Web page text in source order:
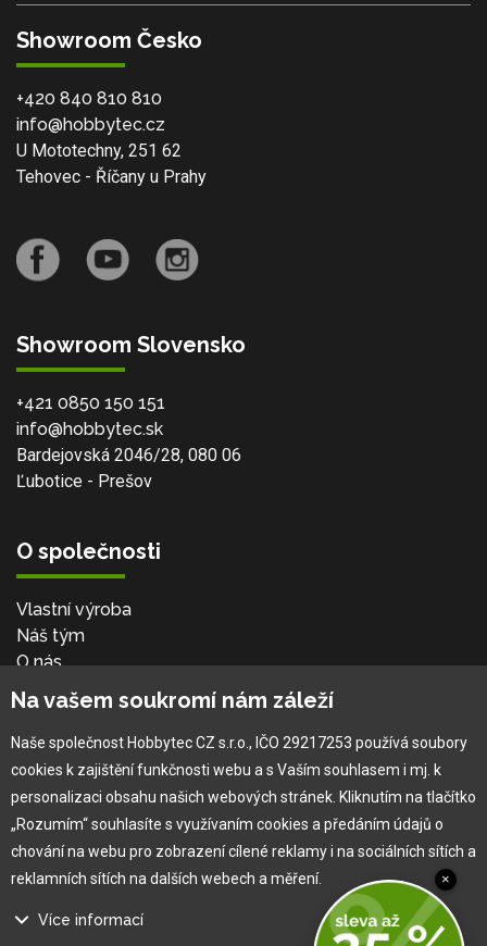
Showroom Česko
+420 840 810 810
info@hobbytec.cz
U Mototechny, 251 62
Tehovec - Říčany u Prahy
Showroom Slovensko
+421 0850 150 151
info@hobbytec.sk
Bardejovská 2046/28, 080 06
Ľubotice - Prešov
O společnosti
Vlastní výroba
Náš tým
O nás
Pro zákazníka
Obchodní podmínky
Věrnostní program
Jak na reklamaci
Výprodej
Na vašem soukromí nám záleží
Naše společnost Hobbytec CZ s.r.o., IČO 29217253 používá soubory
cookies k zajištění funkčnosti webu a s Vaším souhlasem i mj. k
personalizaci obsahu našich webových stránek. Kliknutím na tlačítko
„Rozumím“ souhlasíte s využívaním cookies a předáním údajů o
chování na webu pro zobrazení cílené reklamy i na sociálních sítích a
reklamních sítích na dalších webech a měření.
Více informací
×